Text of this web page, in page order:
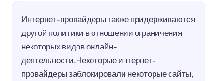
Интернет-провайдеры также придерживаются
другой политики в отношении ограничения
некоторых видов онлайн-
деятельности.Некоторые интернет-
провайдеры заблокировали некоторые сайты,